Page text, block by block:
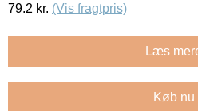
79.2 kr. (Vis fragtpris)
Læs
Køb nu